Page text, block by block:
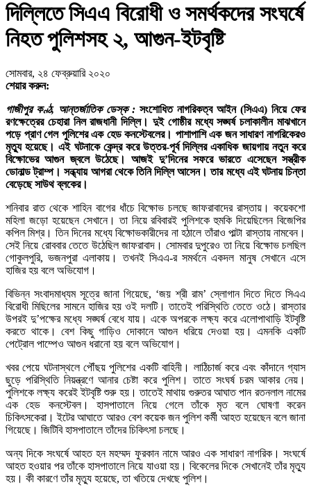
দিল্লিতে সিএএ বিরোধী ও সমর্থকদের সংঘর্ষে
নিহত পুলিশসহ ২, আগুন-ইটবৃষ্টি
সোমবার, ২৪ ফেব্রুয়ারি ২০২০
শেয়ার করুন:
গাজীপুর কণ্ঠ, আন্তর্জাতিক ডেস্ক : সংশোধিত নাগরিকত্ব আইন (সিএএ) নিয়ে ফের
রণক্ষেত্রের চেহারা নিল রাজধানী দিল্লি। দুই গোষ্ঠীর মধ্যে সঙ্ঘর্ষ চলাকালীন মাঝখানে
পড়ে প্রাণ গেল পুলিশের এক হেড কনস্টেবলের। পাশাপাশি এক জন সাধারণ নাগরিকেরও
মৃত্যু হয়েছে। এই ঘটনাকে কেন্দ্র করে উত্তর-পূর্ব দিল্লির একাধিক জায়গায় নতুন করে
বিক্ষোভের আগুন জ্বলে উঠেছে। আজই দু’দিনের সফরে ভারতে এসেছেন সস্ত্রীক
ডোনাল্ড ট্রাম্প। সন্ধ্যায় আগরা থেকে তিনি দিল্লি আসেন। তার মধ্যে এই ঘটনায় চিন্তা
বেড়েছে সাউথ ব্লকের।
শনিবার রাত থেকে শাহিন বাগের ধাঁচে বিক্ষোভ চলছে জাফরাবাদের রাস্তায়। কয়েকশো
মহিলা জড়ো হয়েছেন সেখানে। তা নিয়ে রবিবারই পুলিশকে হুমকি দিয়েছিলেন বিজেপির
কপিল মিশ্র। তিন দিনের মধ্যে বিক্ষোভকারীদের না হঠালে তাঁরাও পাল্টা রাস্তায় নামবেন।
সেই নিয়ে রোববার তেতে উঠেছিল জাফরাবাদ। সোমবার দুপুরেও তা নিয়ে বিক্ষোভ চলছিল
গোকুলপুরি, ভজনপুরা এলাকায়। তখনই সিএএ-র সমর্থনে একদল মানুষ সেখানে এসে
হাজির হয় বলে অভিযোগ।
বিভিন্ন সংবাদমাধ্যম সূত্রে জানা গিয়েছে, ‘জয় শ্রী রাম’ স্লোগান দিতে দিতে সিএএ
বিরোধী মিছিলের সামনে হাজির হয় ওই দলটি। তাতেই পরিস্থিতি তেতে ওঠে। রাস্তার
উপরই দু’পক্ষের মধ্যে সঙ্ঘর্ষ বেধে যায়। একে অপরকে লক্ষ্য করে এলোপাথাড়ি ইটবৃষ্টি
করতে থাকে। বেশ কিছু গাড়িও দোকানে আগুন ধরিয়ে দেওয়া হয়। এমনকি একটি
পেট্রোল পাম্পেও আগুন ধরানো হয় বলে অভিযোগ।
খবর পেয়ে ঘটনাস্থলে পৌঁছয় পুলিশের একটি বাহিনী। লাঠিচার্জ করে এবং কাঁদানে গ্যাস
ছুড়ে পরিস্থিতি নিয়ন্ত্রণে আনার চেষ্টা করে পুলিশ। তাতে সংঘর্ষ চরম আকার নেয়।
পুলিশকে লক্ষ্য করেই ইটবৃষ্টি শুরু হয়। তাতেই মাথায় গুরুতর আঘাত পান রতনলাল নামের
এক হেড কনস্টেবল। হাসপাতালে নিয়ে গেলে তাঁকে মৃত বলে ঘোষণা করেন
চিকিৎসকেরা। ইটের আঘাতে আরও বেশ কয়েক জন পুলিশ কর্মী আহত হয়েছেন বলে জানা
গিয়েছে। জিটিবি হাসপাতালে তাঁদের চিকিৎসা চলছে।
অন্য দিকে সংঘর্ষে আহত হন মহম্মদ ফুরকান নামে আরও এক সাধারণ নাগরিক। সংঘর্ষে
আহত হওয়ার পর তাঁকে হাসপাতালে নিয়ে যাওয়া হয়। বিকেলের দিকে সেখানেই তাঁর মৃত্যু
হয়। কী কারণে তাঁর মৃত্যু হয়েছে, তা খতিয়ে দেখছে পুলিশ।